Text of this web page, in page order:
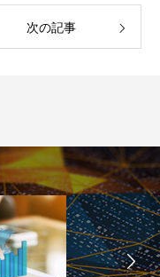
次の記事